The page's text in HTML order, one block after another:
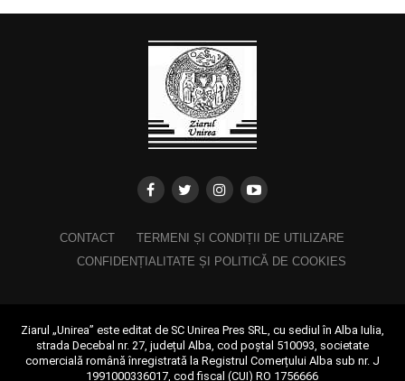
CONTACT
TERMENI ȘI CONDIȚII DE UTILIZARE
CONFIDENȚIALITATE ȘI POLITICĂ DE COOKIES
Ziarul „Unirea” este editat de SC Unirea Pres SRL, cu sediul în Alba Iulia,
strada Decebal nr. 27, județul Alba, cod poștal 510093, societate
comercială română înregistrată la Registrul Comerțului Alba sub nr. J
1991000336017, cod fiscal (CUI) RO 1756666